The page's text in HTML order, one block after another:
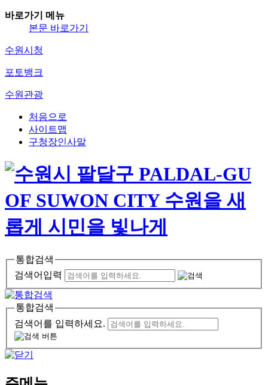
바로가기 메뉴
본문 바로가기
수원시청
포토뱅크
수원관광
처음으로
사이트맵
구청장인사말
통합검색
검색어입력
통합검색
검색어를 입력하세요.